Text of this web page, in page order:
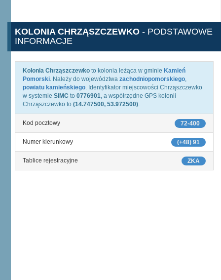
KOLONIA CHRZĄSZCZEWKO - PODSTAWOWE
INFORMACJE
Kolonia Chrząszczewko to kolonia leżąca w gminie Kamień
Pomorski. Należy do województwa zachodniopomorskiego,
powiatu kamieńskiego. Identyfikator miejscowości Chrząszczewko
w systemie SIMC to 0776901, a współrzędne GPS kolonii
Chrząszczewko to (14.747500, 53.972500).
72-400
Kod pocztowy
(+48) 91
Numer kierunkowy
ZKA
Tablice rejestracyjne